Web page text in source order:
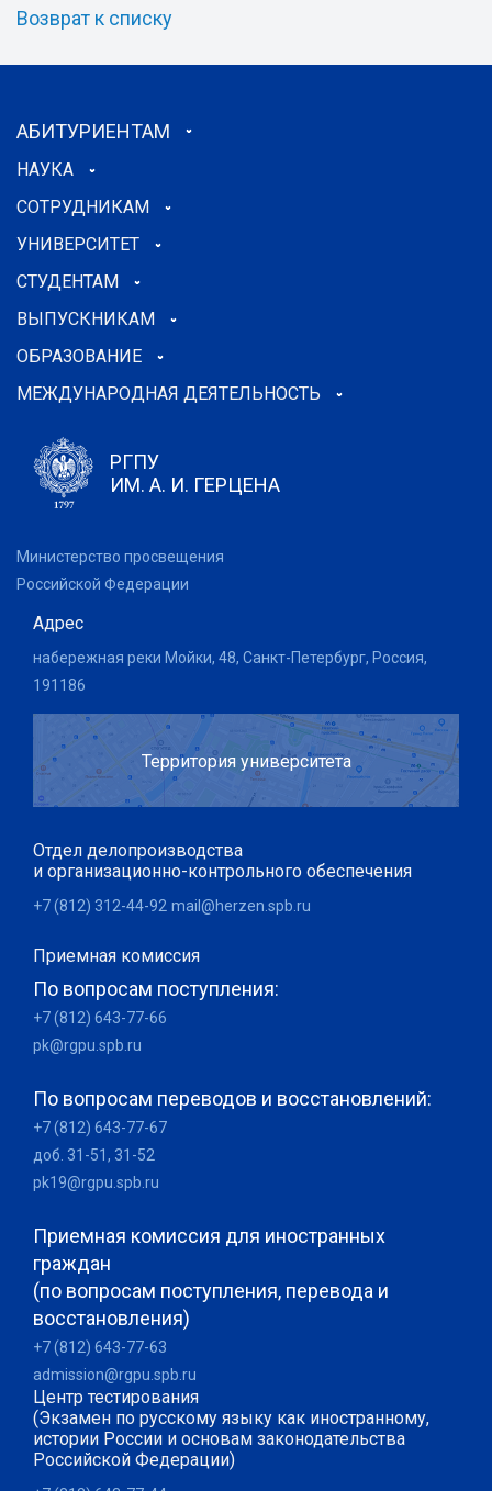
Возврат к списку
АБИТУРИЕНТАМ
НАУКА
СОТРУДНИКАМ
УНИВЕРСИТЕТ
СТУДЕНТАМ
ВЫПУСКНИКАМ
ОБРАЗОВАНИЕ
МЕЖДУНАРОДНАЯ ДЕЯТЕЛЬНОСТЬ
РГПУ
ИМ. А. И. ГЕРЦЕНА
Министерство просвещения
Российской Федерации
Адрес
набережная реки Мойки, 48, Санкт-Петербург, Россия,
191186
Территория университета
Отдел делопроизводства
и организационно-контрольного обеспечения
+7 (812) 312-44-92 mail@herzen.spb.ru
Приемная комиссия
По вопросам поступления:
+7 (812) 643-77-66
pk@rgpu.spb.ru
По вопросам переводов и восстановлений:
+7 (812) 643-77-67
доб. 31-51, 31-52
pk19@rgpu.spb.ru
Приемная комиссия для иностранных
граждан
(по вопросам поступления, перевода и
восстановления)
+7 (812) 643-77-63
admission@rgpu.spb.ru
Центр тестирования
(Экзамен по русскому языку как иностранному,
истории России и основам законодательства
Российской Федерации)